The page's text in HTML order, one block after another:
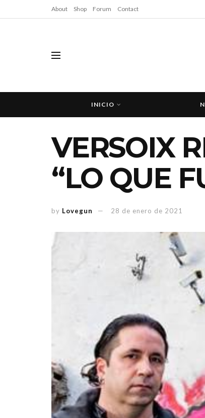
About Shop Forum Contact
INICIO
VERSOIX
“LO QUE
by Lovegun 28 de enero de 2021